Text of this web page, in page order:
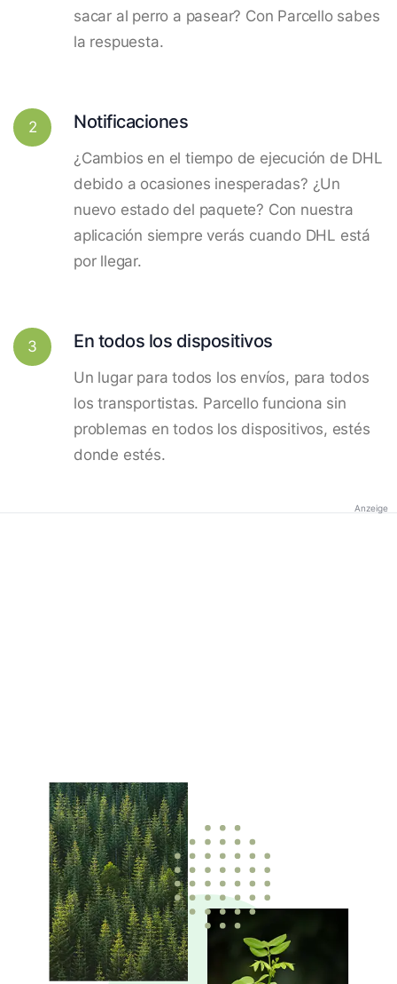
sacar al perro a pasear? Con Parcello sabes
la respuesta.
2 Notificaciones
¿Cambios en el tiempo de ejecución de DHL
debido a ocasiones inesperadas? ¿Un
nuevo estado del paquete? Con nuestra
aplicación siempre verás cuando DHL está
por llegar.
3 En todos los dispositivos
Un lugar para todos los envíos, para todos
los transportistas. Parcello funciona sin
problemas en todos los dispositivos, estés
donde estés.
Anzeige